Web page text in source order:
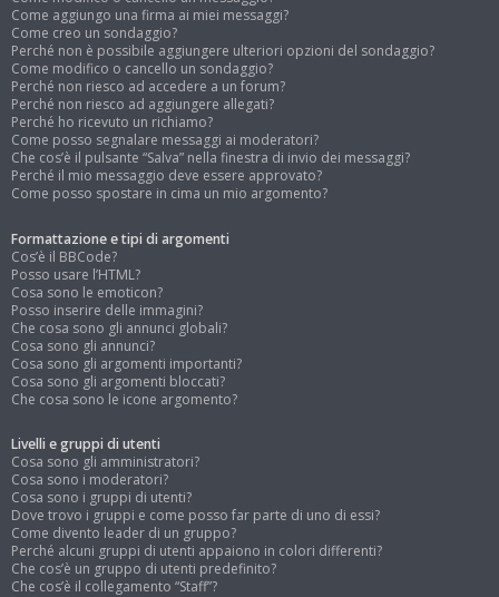
Come aggiungo una firma ai miei messaggi?
Come creo un sondaggio?
Perché non è possibile aggiungere ulteriori opzioni del sondaggio?
Come modifico o cancello un sondaggio?
Perché non riesco ad accedere a un forum?
Perché non riesco ad aggiungere allegati?
Perché ho ricevuto un richiamo?
Come posso segnalare messaggi ai moderatori?
Che cos’è il pulsante “Salva” nella finestra di invio dei messaggi?
Perché il mio messaggio deve essere approvato?
Come posso spostare in cima un mio argomento?
Formattazione e tipi di argomenti
Cos’è il BBCode?
Posso usare l’HTML?
Cosa sono le emoticon?
Posso inserire delle immagini?
Che cosa sono gli annunci globali?
Cosa sono gli annunci?
Cosa sono gli argomenti importanti?
Cosa sono gli argomenti bloccati?
Che cosa sono le icone argomento?
Livelli e gruppi di utenti
Cosa sono gli amministratori?
Cosa sono i moderatori?
Cosa sono i gruppi di utenti?
Dove trovo i gruppi e come posso far parte di uno di essi?
Come divento leader di un gruppo?
Perché alcuni gruppi di utenti appaiono in colori differenti?
Che cos’è un gruppo di utenti predefinito?
Che cos’è il collegamento “Staff”?